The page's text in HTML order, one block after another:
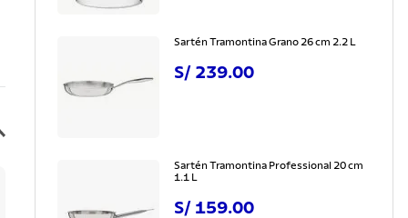
Sartén Tramontina Grano 26 cm 2.2 L
S/ 239.00
Sartén Tramontina Professional 20 cm
1.1 L
S/ 159.00